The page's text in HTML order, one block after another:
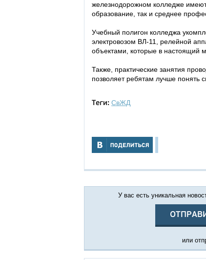
железнодорожном колледже
образование, так и среднее
Учебный полигон колледжа
электровозом ВЛ-11, релейной
объектами, которые в настоящий
Также, практические занятия
позволяет ребятам лучше понять
Теги: СвЖД
У вас есть уникальная
или